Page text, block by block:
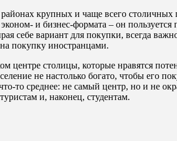
крупных и чаще всего
и бизнес-формата – он
себе вариант для покупки, всегда
покупку иностранцами.
центре столицы, которые нравятся
не настолько богато, чтобы его
то среднее: не самый центр, но и не
и, наконец, студентам.